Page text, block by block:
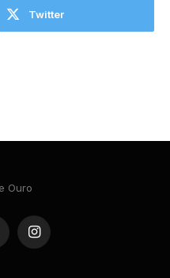
Twitter
Instagram